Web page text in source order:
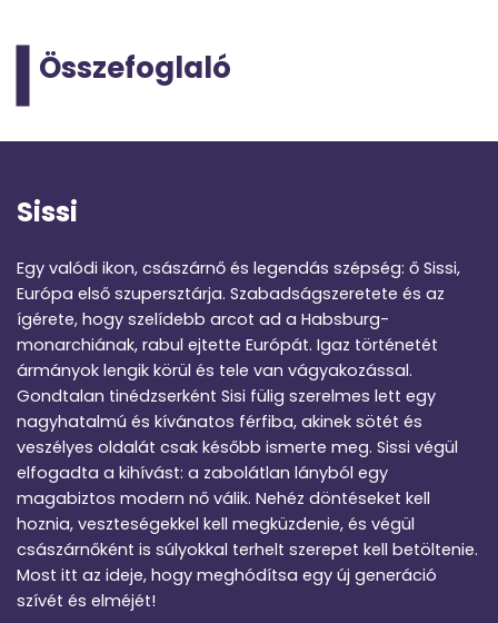
Összefoglaló
Sissi
Egy valódi ikon, császárnő és legendás szépség: ő Sissi,
Európa első szupersztárja. Szabadságszeretete és az
ígérete, hogy szelídebb arcot ad a Habsburg-
monarchiának, rabul ejtette Európát. Igaz történetét
ármányok lengik körül és tele van vágyakozással.
Gondtalan tinédzserként Sisi fülig szerelmes lett egy
nagyhatalmú és kívánatos férfiba, akinek sötét és
veszélyes oldalát csak később ismerte meg. Sissi végül
elfogadta a kihívást: a zabolátlan lányból egy
magabiztos modern nő válik. Nehéz döntéseket kell
hoznia, veszteségekkel kell megküzdenie, és végül
császárnőként is súlyokkal terhelt szerepet kell betöltenie.
Most itt az ideje, hogy meghódítsa egy új generáció
szívét és elméjét!